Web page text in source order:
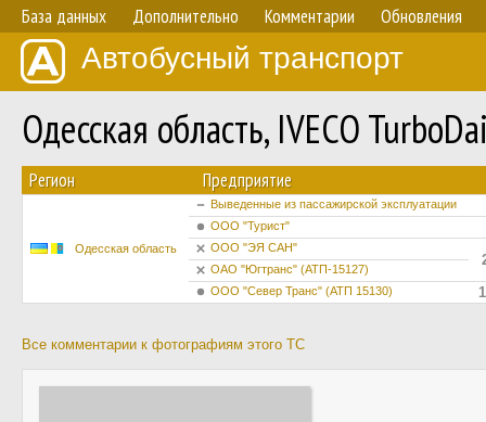
База данных Дополнительно Комментарии Обновления
Автобусный транспорт
Одесская область, IVECO
Регион Предприятие
Одесская область
Выведенные из пассажирской эксплуатации
ООО "Турист"
ООО "ЭЯ САН"
ОАО "Югтранс" (АТП-15127)
ООО "Север Транс" (АТП 15130)
Все комментарии к фотографиям этого ТС